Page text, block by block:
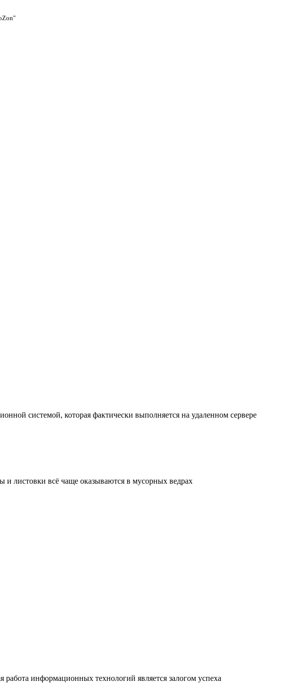
системой, которая фактически выполняется на удаленном сервере
и листовки всё чаще оказываются в мусорных ведрах
информационных технологий является залогом успеха